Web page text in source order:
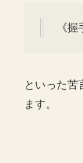
《
といった苦
ます。